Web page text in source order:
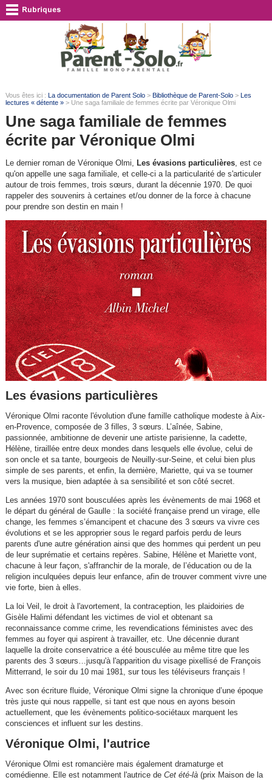
Vous êtes ici : La documentation de Parent Solo> Bibliothèque de Parent-Solo> Les
lectures « détente »> Une saga familiale de femmes écrite par Véronique Olmi
Une saga familiale de femmes
écrite par Véronique Olmi
Le dernier roman de Véronique Olmi, Les évasions particulières, est ce
qu'on appelle une saga familiale, et celle-ci a la particularité de s'articuler
autour de trois femmes, trois sœurs, durant la décennie 1970. De quoi
rappeler des souvenirs à certaines et/ou donner de la force à chacune
pour prendre son destin en main !
Les évasions particulières
Véronique Olmi raconte l'évolution d'une famille catholique modeste à Aix-
en-Provence, composée de 3 filles, 3 sœurs. L’aînée, Sabine,
passionnée, ambitionne de devenir une artiste parisienne, la cadette,
Hélène, tiraillée entre deux mondes dans lesquels elle évolue, celui de
son oncle et sa tante, bourgeois de Neuilly-sur-Seine, et celui bien plus
simple de ses parents, et enfin, la dernière, Mariette, qui va se tourner
vers la musique, bien adaptée à sa sensibilité et son côté secret.
Les années 1970 sont bousculées après les évènements de mai 1968 et
le départ du général de Gaulle : la société française prend un virage, elle
change, les femmes s’émancipent et chacune des 3 sœurs va vivre ces
évolutions et se les approprier sous le regard parfois perdu de leurs
parents d'une autre génération ainsi que des hommes qui perdent un peu
de leur suprématie et certains repères. Sabine, Hélène et Mariette vont,
chacune à leur façon, s'affranchir de la morale, de l’éducation ou de la
religion inculquées depuis leur enfance, afin de trouver comment vivre une
vie forte, bien à elles.
La loi Veil, le droit à l'avortement, la contraception, les plaidoiries de
Gisèle Halimi défendant les victimes de viol et obtenant sa
reconnaissance comme crime, les revendications féministes avec des
femmes au foyer qui aspirent à travailler, etc. Une décennie durant
laquelle la droite conservatrice a été bousculée au même titre que les
parents des 3 sœurs…jusqu'à l'apparition du visage pixellisé de François
Mitterrand, le soir du 10 mai 1981, sur tous les téléviseurs français !
Avec son écriture fluide, Véronique Olmi signe la chronique d’une époque
très juste qui nous rappelle, si tant est que nous en ayons besoin
actuellement, que les évènements politico-sociétaux marquent les
consciences et influent sur les destins.
Véronique Olmi, l'autrice
Véronique Olmi est romancière mais également dramaturge et
comédienne. Elle est notamment l'autrice de Cet été-là(prix Maison de la